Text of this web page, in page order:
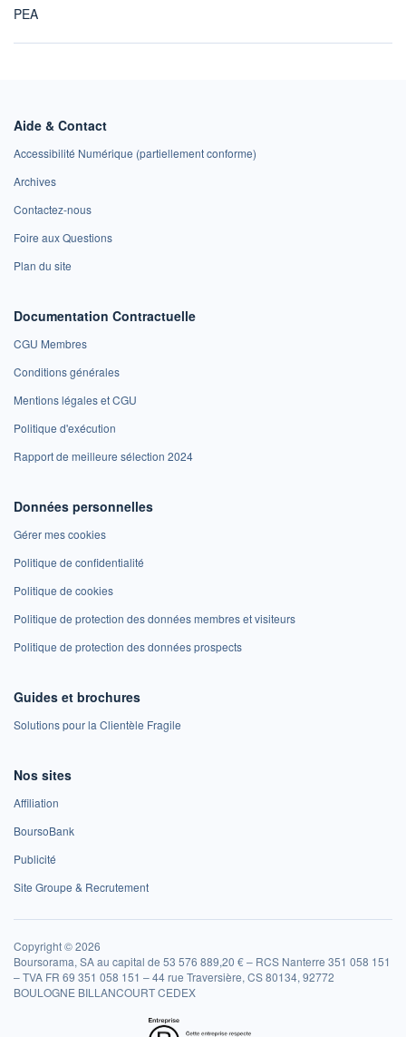
PEA
Aide & Contact
Accessibilité Numérique (partiellement conforme)
Archives
Contactez-nous
Foire aux Questions
Plan du site
Documentation Contractuelle
CGU Membres
Conditions générales
Mentions légales et CGU
Politique d'exécution
Rapport de meilleure sélection 2024
Données personnelles
Gérer mes cookies
Politique de confidentialité
Politique de cookies
Politique de protection des données membres et visiteurs
Politique de protection des données prospects
Guides et brochures
Solutions pour la Clientèle Fragile
Nos sites
Affiliation
BoursoBank
Publicité
Site Groupe & Recrutement
Copyright © 2026
Boursorama, SA au capital de 53 576 889,20 € – RCS Nanterre 351 058 151
– TVA FR 69 351 058 151 – 44 rue Traversière, CS 80134, 92772
BOULOGNE BILLANCOURT CEDEX